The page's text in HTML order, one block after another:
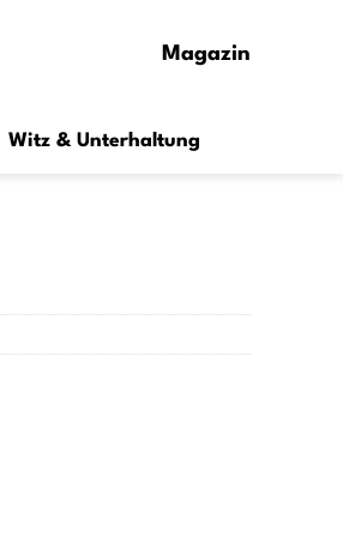
Magazin
Witz & Unterhaltung